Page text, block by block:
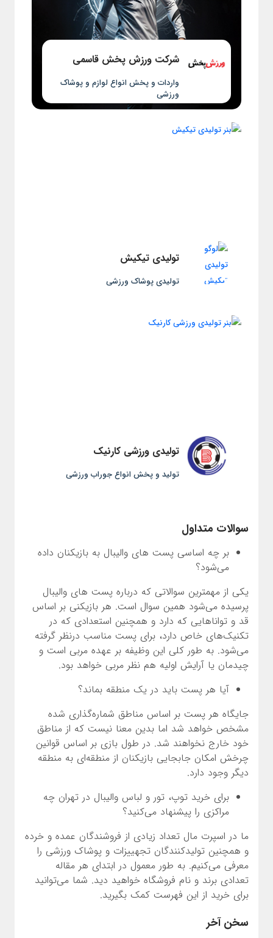
شرکت ورزش پخش قاسمی
واردات و پخش انواع لوازم و پوشاک
ورزشی
تولیدی تیکیش
تولیدی پوشاک ورزشی
تولیدی ورزشی کارنیک
تولید و پخش انواع جوراب ورزشی
سوالات متداول
بر چه اساسی پست های والیبال به بازیکنان داده
می‌شود؟
یکی از مهمترین سوالاتی که درباره پست های والیبال
پرسیده می‌شود همین سوال است. هر بازیکنی بر اساس
قد و تواناهایی که دارد و همچنین استعدادی که در
تکنیک‌های خاص دارد، برای پست مناسب درنظر گرفته
می‌شود. به طور کلی این وظیفه بر عهده مربی است و
چیدمان یا آرایش اولیه هم نظر مربی خواهد بود.
آیا هر پست باید در یک منطقه بماند؟
جایگاه هر پست بر اساس مناطق شماره‌گذاری شده
مشخص خواهد شد اما بدین معنا نیست که از مناطق
خود خارج نخواهند شد. در طول بازی بر اساس قوانین
چرخش امکان جابجایی بازیکنان از منطقه‌ای به منطقه
دیگر وجود دارد.
برای خرید توپ، تور و لباس والیبال در تهران چه
مراکزی را پیشنهاد می‌کنید؟
ما در اسپرت مال تعداد زیادی از فروشندگان عمده و خرده
و همچنین تولیدکنندگان تجهییزات و پوشاک ورزشی را
معرفی می‌کنیم. به طور معمول در ابتدای هر مقاله
تعدادی برند و نام فروشگاه خواهید دید. شما می‌توانید
برای خرید از این فهرست کمک بگیرید.
سخن آخر